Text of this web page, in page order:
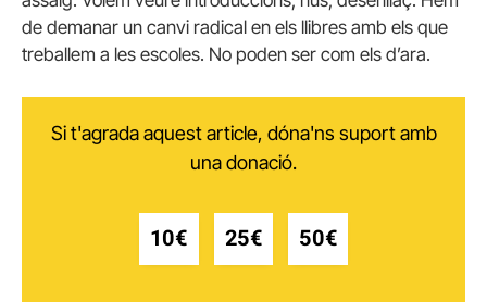
de demanar un canvi radical en els llibres amb els que
treballem a les escoles. No poden ser com els d’ara.
Si t'agrada aquest article, dóna'ns suport amb
una donació.
10€ 25€ 50€